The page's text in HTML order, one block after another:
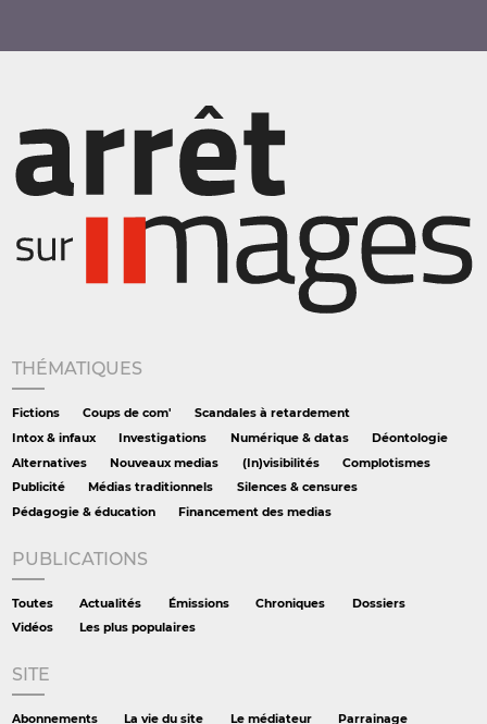
THÉMATIQUES
Fictions Coups de com'
Scandales à retardement
Intox & infaux
Investigations Numérique & datas
Déontologie
Alternatives
Nouveaux medias (In)visibilités
Complotismes
Publicité
Médias traditionnels
Silences & censures
Pédagogie & éducation
Financement des medias
PUBLICATIONS
Toutes Actualités Émissions Chroniques
Dossiers
Vidéos
Les plus populaires
SITE
Abonnements La vie du site Le médiateur Parrainage